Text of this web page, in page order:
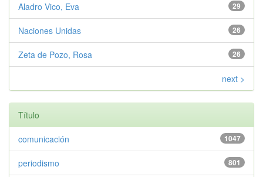
29
Aladro Vico, Eva
26
Naciones Unidas
26
Zeta de Pozo, Rosa
next >
Título
1047
comunicación
801
periodismo